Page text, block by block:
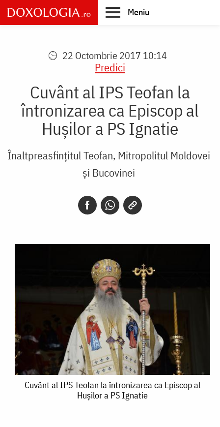
Skip
to
main
Meniu
22 Octombrie 2017 10:14
Predici
Cuvânt al IPS Teofan la
întronizarea ca Episcop al
Hușilor a PS Ignatie
Înaltpreasfințitul Teofan, Mitropolitul Moldovei
și Bucovinei
Cuvânt
Cuvânt al IPS Teofan la întronizarea ca Episcop al
Hușilor a PS Ignatie